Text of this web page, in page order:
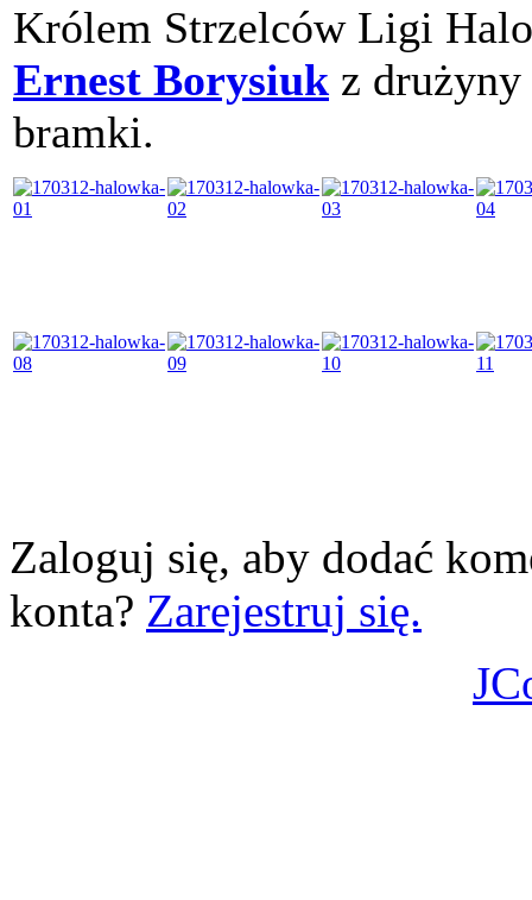
Królem Strzelców Ligi
Ernest Borysiuk z drużyny
bramki.
Zaloguj się, aby dodać
konta? Zarejestruj się.